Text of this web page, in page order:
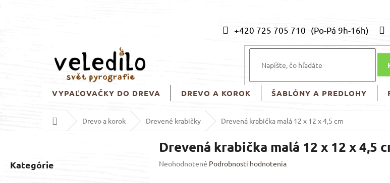
+420 725 705 710
VYPAĽOVAČKY DO DREVA DREVO A KOROK ŠABLÓNY A PREDLOHY
DomovDrevo a korok Drevené krabičky Drevená krabička malá 12 x 12 x 4,5 cm
kategórie
Kategórie
Drevená krabička malá 12 x 12 x 4,5
Priemerné
Neohodnotené Podrobnosti hodnotenia